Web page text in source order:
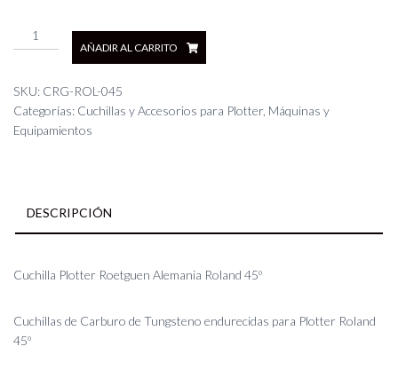
Cuchilla
Plotter
Alemania
Roland
45º
AÑADIR AL CARRITO
SKU: CRG-ROL-045
Categorías: Cuchillas y Accesorios para Plotter, Máquinas y
Equipamientos
DESCRIPCIÓN
Cuchilla Plotter Roetguen Alemania Roland 45º
Cuchillas de Carburo de Tungsteno endurecidas para Plotter Roland
45º